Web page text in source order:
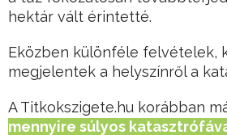
hektár vált érintetté.
Eközben különféle felvételek,
megjelentek a helyszínről a
A Titkokszigete.hu korábban
mennyire súlyos